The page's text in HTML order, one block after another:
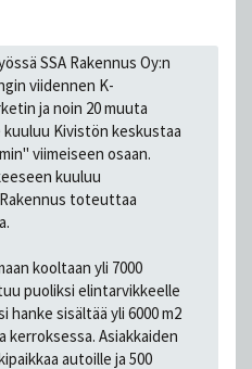
SSA Rakennus Oy:n
viidennen K-
ja noin 20 muuta
Kivistön keskustaa
viimeiseen osaan.
kuuluu
toteuttaa
kooltaan yli 7000
puoliksi elintarvikkeelle
hanke sisältää yli 6000 m2
kerroksessa. Asiakkaiden
autoille ja 500